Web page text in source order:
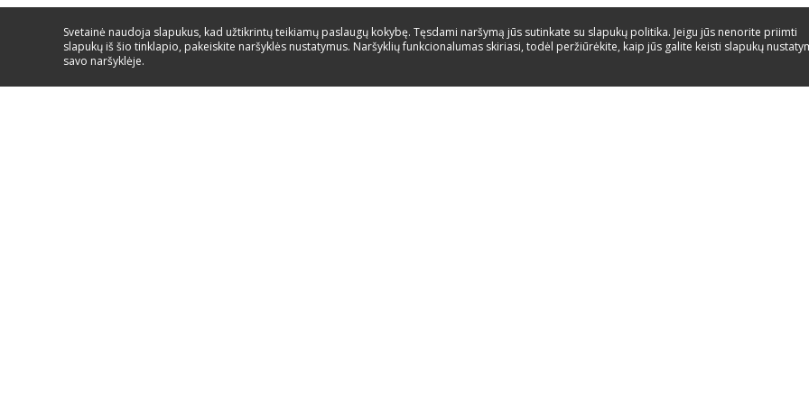
Svetainė naudoja slapukus, kad užtikrintų teikiamų paslaugų kokybę. Tęsdami naršymą jūs sutinkate su slapukų politika. Jeigu jūs nenorite priimti
slapukų iš šio tinklapio, pakeiskite naršyklės nustatymus. Naršyklių funkcionalumas skiriasi, todėl peržiūrėkite, kaip jūs galite keisti slapukų
savo naršyklėje.